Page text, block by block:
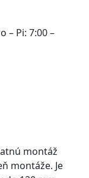
– Pi: 7:00 –
montáž
montáže. Je